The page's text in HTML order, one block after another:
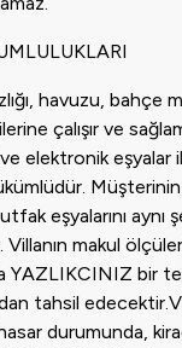
havuzu, bahçe
çalışır ve
elektronik eşyalar
eşyalarını aynı
Villanın makul
YAZLIKCINIZ bir
tahsil
durumunda,